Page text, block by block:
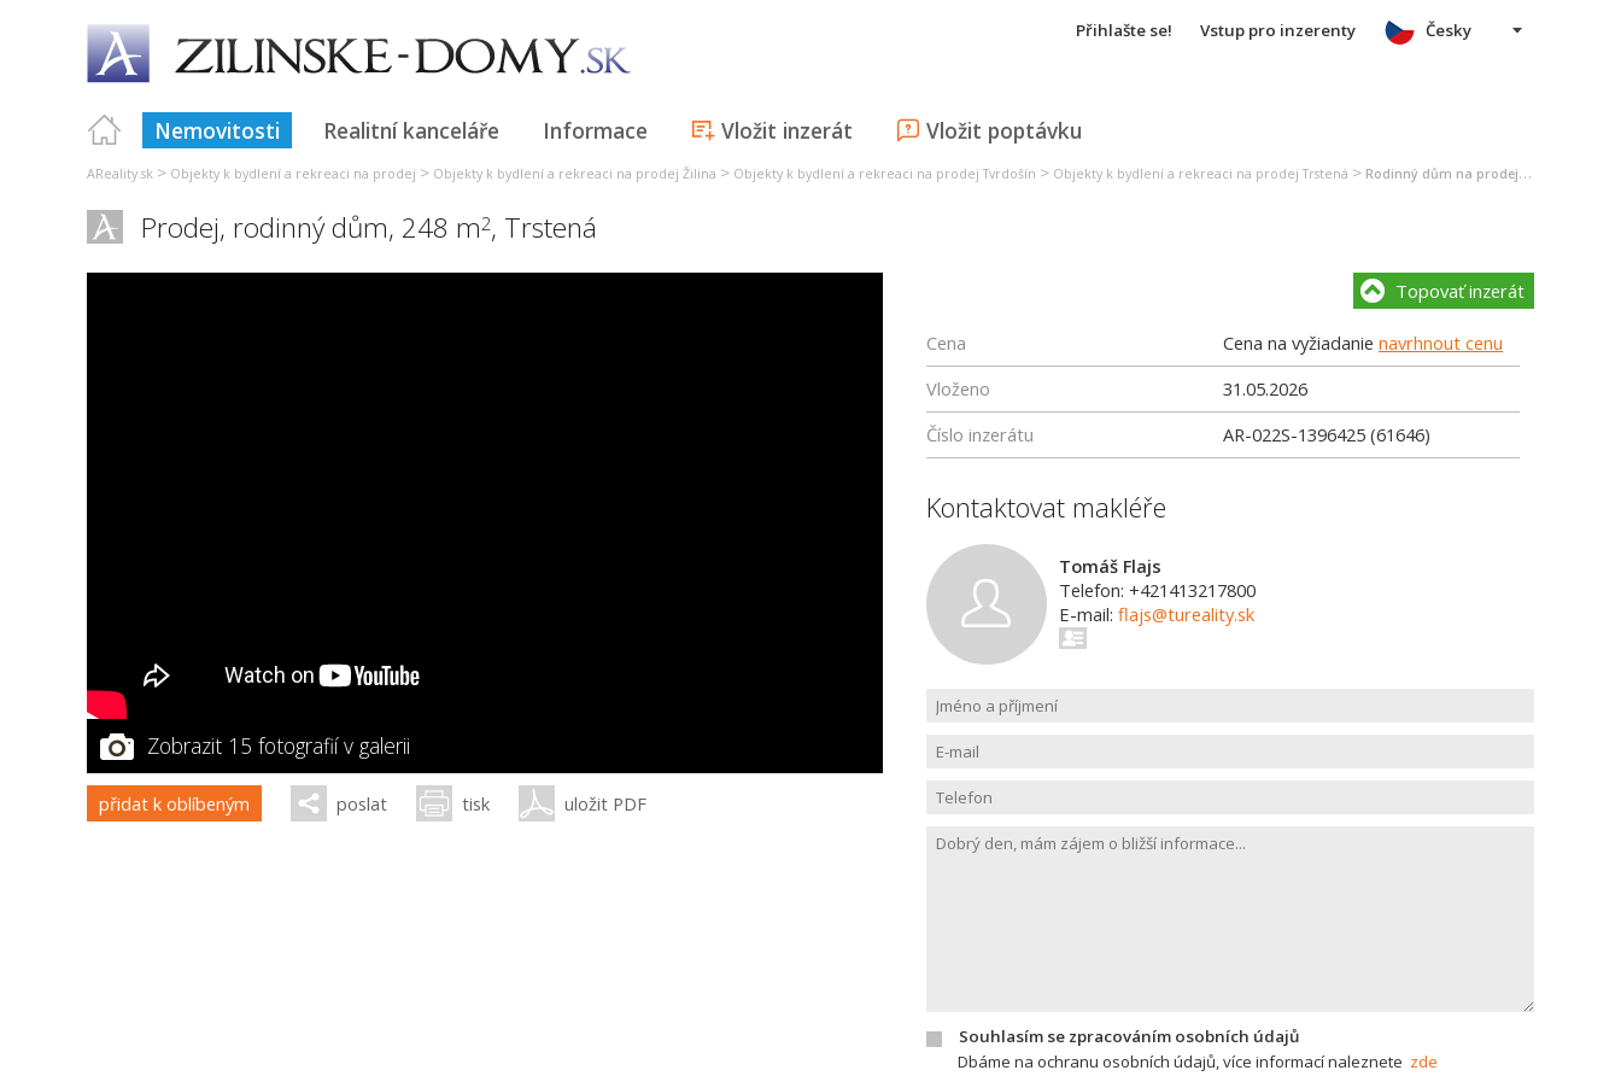
Přihlašte se! Vstup pro inzerenty
Nemovitosti Realitní kanceláře Informace Vložit inzerát Vložit poptávku
Česky
AReality.sk > Objekty k bydlení a rekreaci na prodej > Objekty k bydlení a rekreaci na prodej Žilina > Objekty k bydlení a rekreaci na prodej Tvrdošín > Objekty k bydlení a rekreaci na prodej Trstená > Rodinný dům na prodej Trstená
Prodej, rodinný dům, 248 m2, Trstená
Zobrazit 15 fotografií v galerii
přidat k oblíbeným poslat tisk uložit PDF
Topovať inzerát
Cena Cena na vyžiadanie navrhnout cenu
Vloženo
31.05.2026
Číslo inzerátu
AR-022S-1396425 (61646)
Kontaktovat makléře
Tomáš Flajs
Telefon: +421413217800
E-mail: flajs@tureality.sk
Souhlasím se zpracováním osobních údajů
Dbáme na ochranu osobních údajů, více informací naleznete zde